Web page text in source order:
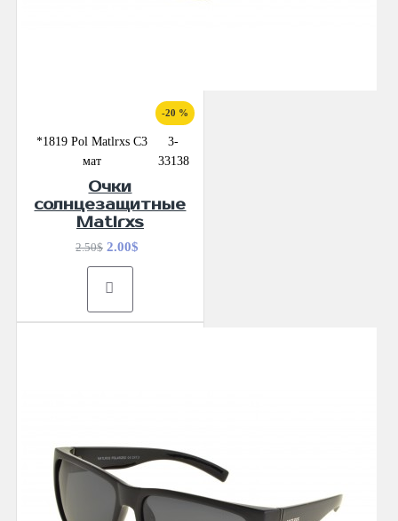
-20 %
*1819 Pol Matlrxs С3
мат
3-
33138
Очки
солнцезащитные
Matlrxs
2.50$ 2.00$